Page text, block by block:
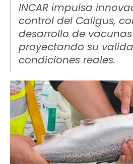
INCAR impulsa
control del Caligus,
desarrollo de
proyectando su
condiciones reales.